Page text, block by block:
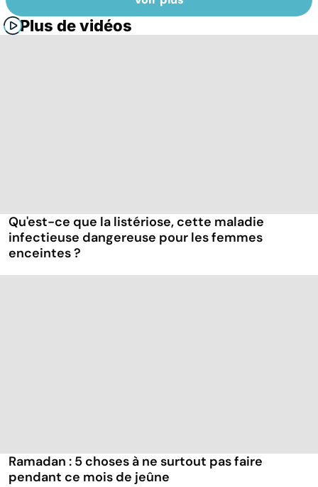
Plus de vidéos
Qu'est-ce que la listériose, cette maladie
infectieuse dangereuse pour les femmes
enceintes ?
Ramadan : 5 choses à ne surtout pas faire
pendant ce mois de jeûne